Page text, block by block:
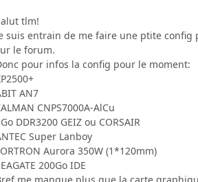
tlm!
suis entrain de me faire une ptite config
le forum.
pour infos la config pour le moment:
AN7
CNPS7000A-AlCu
DDR3200 GEIZ ou CORSAIR
Super Lanboy
Aurora 350W (1*120mm)
200Go IDE